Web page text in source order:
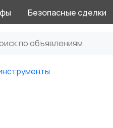
Безопасные сделки